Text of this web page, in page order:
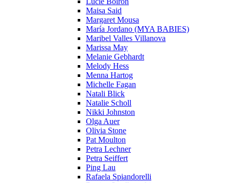
Maisa Said
Margaret Mousa
María Jordano (MYA BABIES)
Maribel Valles Villanova
Marissa May
Melanie Gebhardt
Melody Hess
Menna Hartog
Michelle Fagan
Natali Blick
Natalie Scholl
Nikki Johnston
Olga Auer
Olivia Stone
Pat Moulton
Petra Lechner
Petra Seiffert
Ping Lau
Rafaela Spiandorelli